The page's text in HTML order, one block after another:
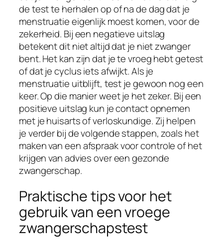
de test te herhalen op of na de dag dat je
menstruatie eigenlijk moest komen, voor de
zekerheid. Bij een negatieve uitslag
betekent dit niet altijd dat je niet zwanger
bent. Het kan zijn dat je te vroeg hebt getest
of dat je cyclus iets afwijkt. Als je
menstruatie uitblijft, test je gewoon nog een
keer. Op die manier weet je het zeker. Bij een
positieve uitslag kun je contact opnemen
met je huisarts of verloskundige. Zij helpen
je verder bij de volgende stappen, zoals het
maken van een afspraak voor controle of het
krijgen van advies over een gezonde
zwangerschap.
Praktische tips voor het
gebruik van een vroege
zwangerschapstest